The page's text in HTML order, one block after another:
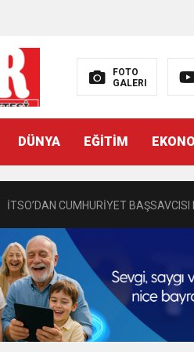
FOTO
GALERI
DÜNYA EĞİTİM
İTSO’DAN CUMHURİYET
İNCE’NİN CHP’DE KALMASININ
IŞIL Eczanesi Görkemli Bir Törenle